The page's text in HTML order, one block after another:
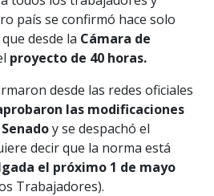
país se confirmó hace solo
desde la Cámara de
proyecto de 40 horas.
desde las redes oficiales
las modificaciones
y se despachó el
decir que la norma está
el próximo 1 de mayo
Trabajadores).